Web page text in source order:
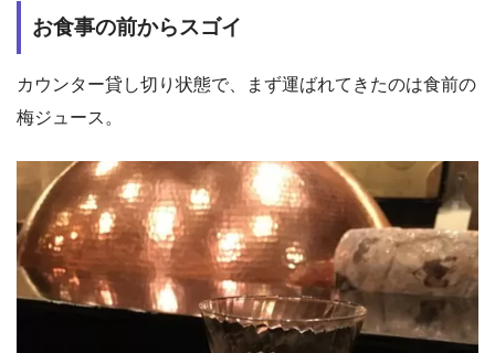
お食事の前からスゴイ
カウンター貸し切り状態で、まず運ばれてきたのは食前の
梅ジュース。